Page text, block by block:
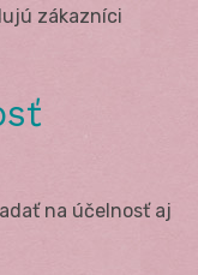
zákazníci
na účelnosť aj